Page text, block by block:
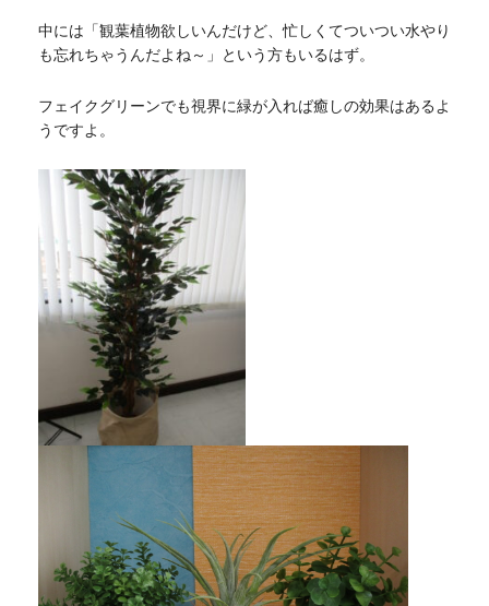
中には「観葉植物欲しいんだけど、忙しくてついつい水やり
も忘れちゃうんだよね～」という方もいるはず。
フェイクグリーンでも視界に緑が入れば癒しの効果はあるよ
うですよ。